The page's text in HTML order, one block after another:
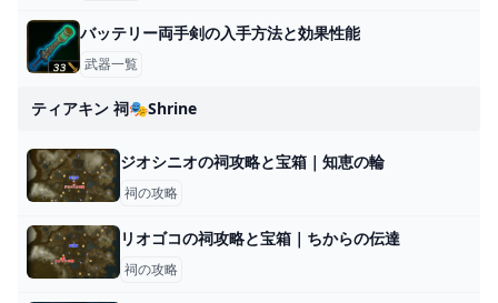
バッテリー両手剣の入手方法と効果性能
武器一覧
ティアキン 祠🎭shrine
ジオシニオの祠攻略と宝箱｜知恵の輪
祠の攻略
リオゴコの祠攻略と宝箱｜ちからの伝達
祠の攻略